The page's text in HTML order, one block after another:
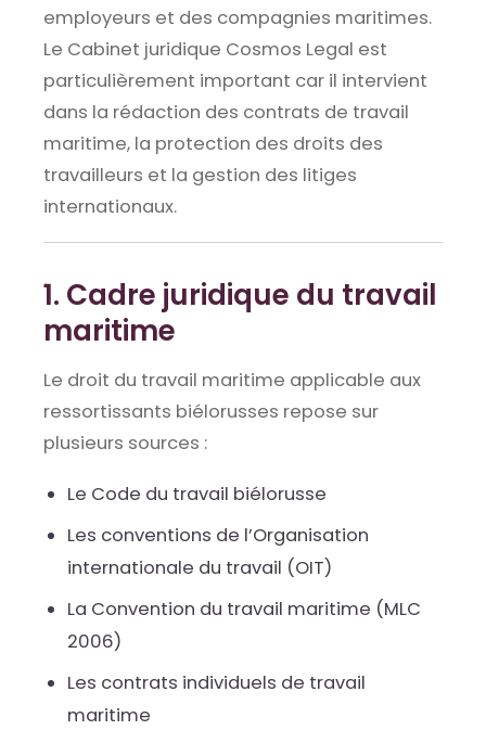
employeurs et des compagnies maritimes.
Le Cabinet juridique Cosmos Legal est
particulièrement important car il intervient
dans la rédaction des contrats de travail
maritime, la protection des droits des
travailleurs et la gestion des litiges
internationaux.
1. Cadre juridique du travail
maritime
Le droit du travail maritime applicable aux
ressortissants biélorusses repose sur
plusieurs sources :
Le Code du travail biélorusse
Les conventions de l’Organisation
internationale du travail (OIT)
La Convention du travail maritime (MLC
2006)
Les contrats individuels de travail
maritime